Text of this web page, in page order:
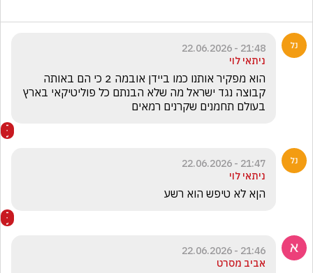
21:48 - 22.06.2026
ניתאי לוי
בעולם תחמנים שקרנים רמאים
21:47 - 22.06.2026
ניתאי לוי
הןא לא טיפש הוא רשע
21:46 - 22.06.2026
אביב מסרט